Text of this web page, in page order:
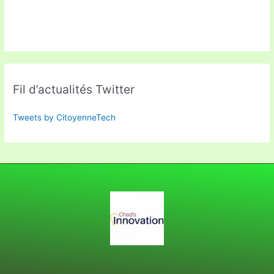
Fil d’actualités Twitter
Tweets by CitoyenneTech